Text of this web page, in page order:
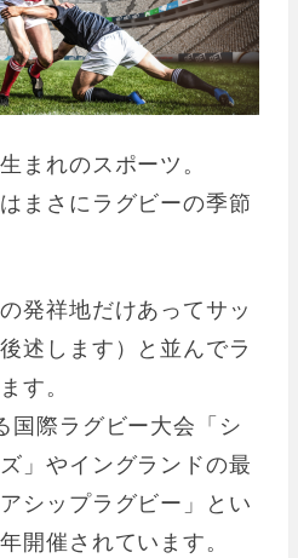
まれのスポーツ。
まさにラグビーの季節
発祥地だけあってサッ
述します）と並んでラ
す。
国際ラグビー大会「シ
」やイングランドの最
シップラグビー」とい
開催されています。